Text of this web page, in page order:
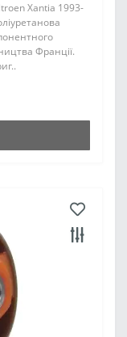
Xantia 1993-
Франції.